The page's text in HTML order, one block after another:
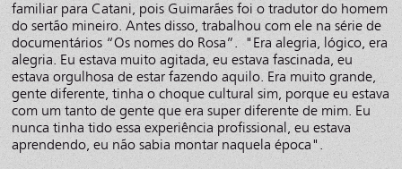
familiar para Catani, pois Guimarães foi o tradutor do homem
do sertão mineiro. Antes disso, trabalhou com ele na série de
documentários “Os nomes do Rosa”. "Era alegria, lógico, era
alegria. Eu estava muito agitada, eu estava fascinada, eu
estava orgulhosa de estar fazendo aquilo. Era muito grande,
gente diferente, tinha o choque cultural sim, porque eu estava
com um tanto de gente que era super diferente de mim. Eu
nunca tinha tido essa experiência profissional, eu estava
aprendendo, eu não sabia montar naquela época".